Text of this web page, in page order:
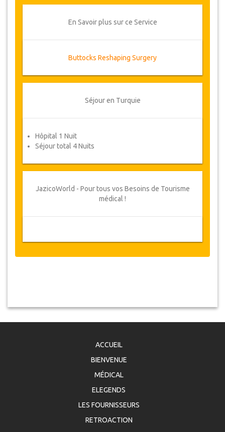
remboursement complet.
confirmée et que votre paiement a été traité, il
remplissant un formulaire de confirmation de
automatiquement votre bon de service.
En Savoir plus sur ce Service
Buttocks Reshaping Surgery
Séjour en Turquie
Hôpital 1 Nuit
Séjour total 4 Nuits
JazicoWorld - Pour tous vos Besoins de Tourisme
médical !
ACCUEIL
BIENVENUE
MÉDICAL
ELEGENDS
LES FOURNISSEURS
RETROACTION